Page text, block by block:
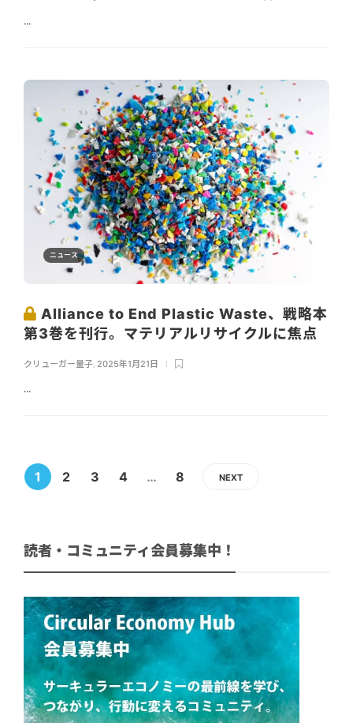
...
ニュース
Alliance to End Plastic Waste、戦略本
第3巻を刊行。マテリアルリサイクルに焦点
クリューガー量子 2025年1月21日
...
1 2 3 4 … 8 NEXT
読者・コミュニティ会員募集中！